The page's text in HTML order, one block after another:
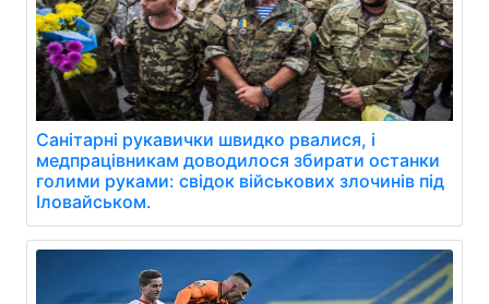
Санітарні рукавички швидко рвалися, і
медпрацівникам доводилося збирати останки
голими руками: свідок військових злочинів під
Іловайськом.